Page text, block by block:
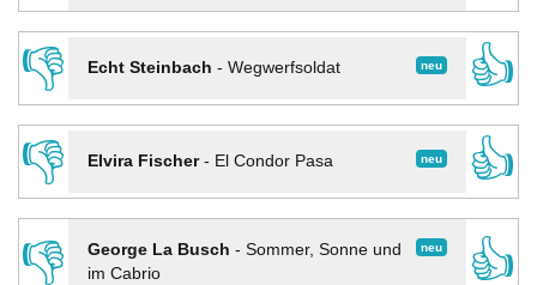
👎
neu
Echt Steinbach - Wegwerfsoldat
👍
👎
neu
Elvira Fischer- El Condor Pasa
👍
👎
neu
George La Busch - Sommer, Sonne und
im Cabrio
👍